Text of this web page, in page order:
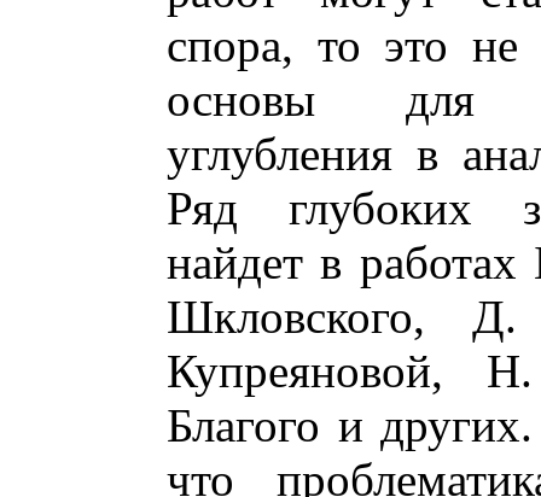
спора, то это не
основы для
углубления в
Ряд глубоких
найдет в
Шкловского,
Купреяновой,
Благого и
что